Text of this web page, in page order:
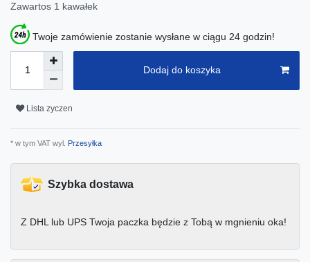
Zawartos 1 kawałek
Twoje zamówienie zostanie wysłane w ciągu 24 godzin!
Dodaj do koszyka
Lista zyczen
* w tym VAT wyl. Przesyłka
Szybka dostawa
Z DHL lub UPS Twoja paczka będzie z Tobą w mgnieniu oka!